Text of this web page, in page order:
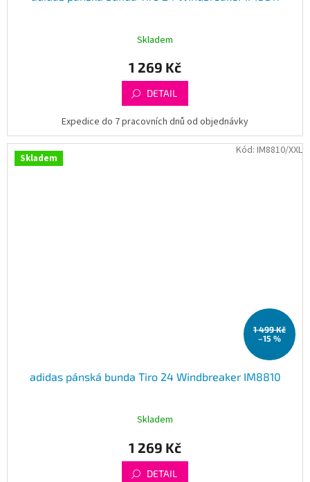
Skladem
1 269 Kč
DETAIL
Expedice do 7 pracovních dnů od objednávky
Skladem
1 499 Kč
–15 %
adidas pánská bunda Tiro 24 Windbreaker IM8810
Skladem
1 269 Kč
DETAIL
Kód: IM8810/XXL